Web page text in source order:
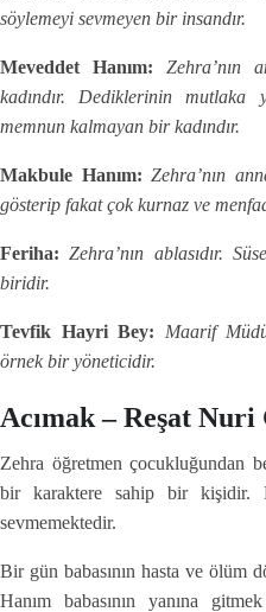
söylemeyi sevmeyen bir insandır.
Meveddet Hanım:
Zehra’nın
kadındır. Dediklerinin mutlaka
memnun kalmayan bir kadındır.
Makbule Hanım: Zehra’nın
gösterip fakat çok kurnaz ve
Feriha: Zehra’nın ablasıdır.
biridir.
Tevfik Hayri Bey:
Maarif
örnek bir yöneticidir.
Acımak – Reşat
Zehra öğretmen çocukluğundan
bir karaktere sahip bir kişidir.
sevmemektedir.
Bir gün babasının hasta ve ölüm
Hanım babasının yanına